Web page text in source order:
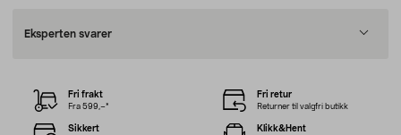
Eksperten svarer
Fri frakt
Fra 599,–*
Fri retur
Returner til valgfri butikk
Sikkert Klikk&Hent